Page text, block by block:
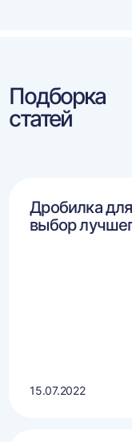
Подборка
статей
Дробилка
выбор
15.07.2022